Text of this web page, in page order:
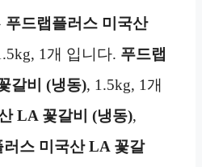
푸드랩플러스 미국산
1개 입니다. 푸드랩
갈비
(냉동), 1.5kg, 1개
LA 꽃갈비
(냉동),
러스 미국산 LA 꽃갈